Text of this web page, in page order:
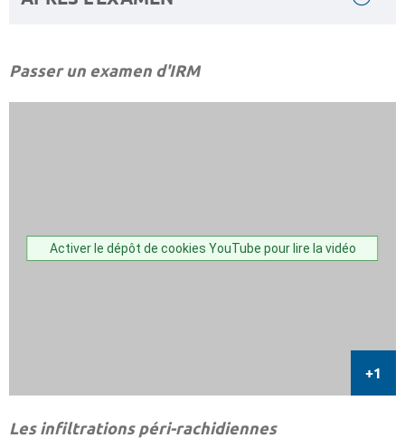
Passer un examen d'IRM
Activer le dépôt de cookies YouTube pour lire la vidéo
Les infiltrations péri-rachidiennes